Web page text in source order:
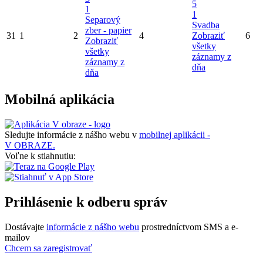
31 1 2
1
Separový
zber - papier
Zobraziť
všetky
záznamy z
dňa
4
5
1
Svadba
Zobraziť
všetky
záznamy z
dňa
6
Mobilná aplikácia
Sledujte informácie z nášho webu v mobilnej aplikácii -
V OBRAZE.
Voľne k stiahnutiu:
Prihlásenie k odberu správ
Dostávajte informácie z nášho webu prostredníctvom SMS a e-
mailov
Chcem sa zaregistrovať